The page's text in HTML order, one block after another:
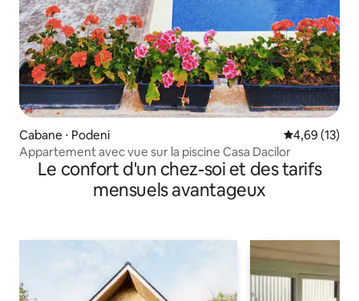
Cabane ⋅ Podeni Évaluation
4,69 (13)
Appartement avec vue sur la piscine Casa Dacilor
Le confort d'un chez-soi et des tarifs
mensuels avantageux